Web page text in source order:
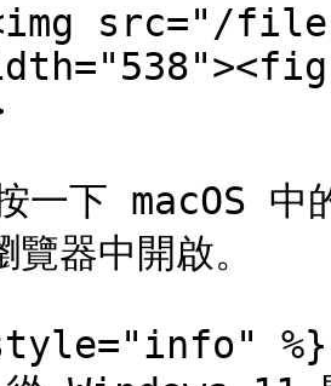
src="/files/
一下 macOS 中
器中開啟。
%}